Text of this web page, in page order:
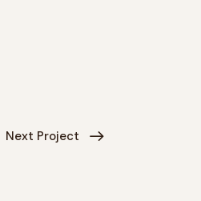
Next Project